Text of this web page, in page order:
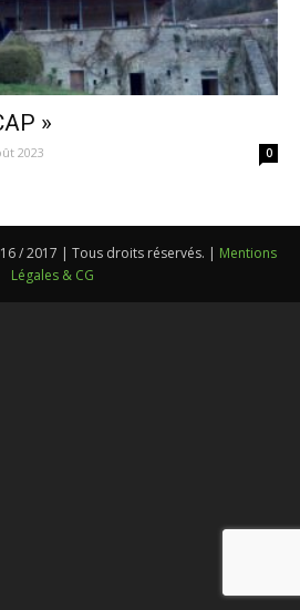
voix
»
2023 0
/ 2017 | Tous droits réservés. | Mentions
Légales & CG